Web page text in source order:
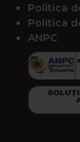
Politica
Politica
ANPC